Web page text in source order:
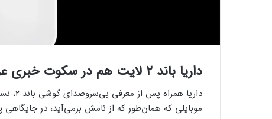
داریا باند ۲ لایت هم در سکوت خبری عرضه شد؛ قیمت ۱۴ میلیون تومان
موبایلی که همان‌طور که از نامش برمی‌آید، در جایگاهی پایین‌تر از